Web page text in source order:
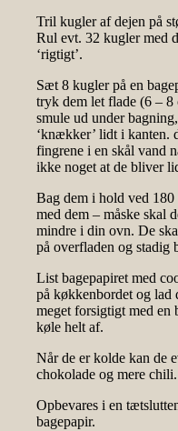
Tril kugler af dejen på
Rul evt. 32 kugler med
‘rigtigt’.
Sæt 8 kugler på en
tryk dem let flade (6 – 8
smule ud under
‘knækker’ lidt i kanten.
fingrene i en skål vand
ikke noget at de bliver
Bag dem i hold ved
med dem – måske skal
mindre i din ovn. De
på overfladen og stadig
List bagepapiret med
på køkkenbordet og lad
meget forsigtigt med en
køle helt af.
Når de er kolde kan de
chokolade og mere chili.
Opbevares i en
bagepapir.